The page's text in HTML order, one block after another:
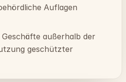
Auflagen
außerhalb der
geschützter